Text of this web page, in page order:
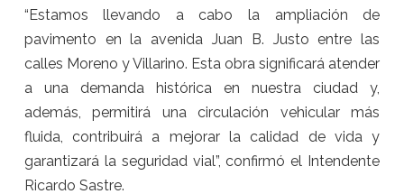
“Estamos llevando a cabo la ampliación de
pavimento en la avenida Juan B. Justo entre las
calles Moreno y Villarino. Esta obra significará atender
a una demanda histórica en nuestra ciudad y,
además, permitirá una circulación vehicular más
fluida, contribuirá a mejorar la calidad de vida y
garantizará la seguridad vial”, confirmó el Intendente
Ricardo Sastre.